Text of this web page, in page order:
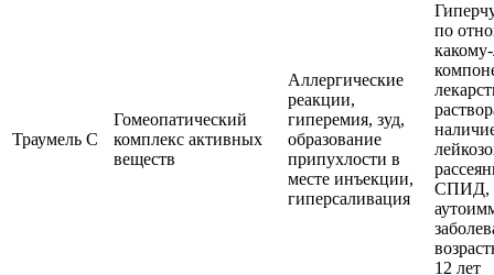
Траумель С
Гомеопатический
комплекс активных
веществ
Аллергические
реакции,
гиперемия, зуд,
образование
припухлости в
месте инъекции,
гиперсаливация
по
СПИД,
12 лет